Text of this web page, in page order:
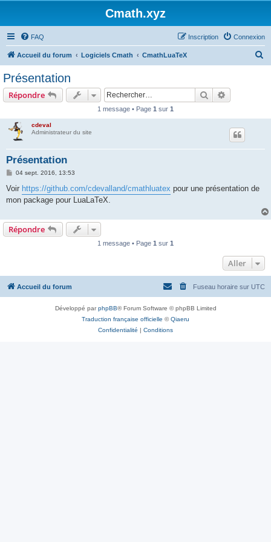
Cmath.xyz
FAQ Connexion
Inscription
Accueil du forum Logiciels Cmath CmathLuaTeX
Présentation
Répondre Rechercher
1 message • Page 1 sur 1
cdeval
Administrateur du site
Présentation
M
s
a
04 sept. 2016, 13:53
Voir https://github.com/cdevalland/cmathluatex pour une présentation de
mon package pour LuaLaTeX.
Répondre
1 message • Page 1 sur 1
Aller
Accueil du forum Fuseau horaire sur UTC
Développé parphpBB® Forum Software © phpBB Limited
Traduction française officielle ©Qiaeru
Confidentialité | Conditions